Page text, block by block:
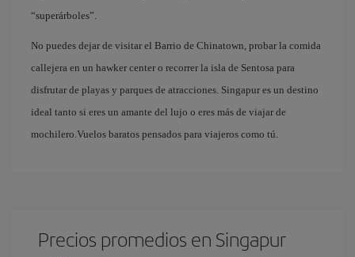
“superárboles”.
No puedes dejar de visitar el Barrio de Chinatown, probar la comida
callejera en un hawker center o recorrer la isla de Sentosa para
disfrutar de playas y parques de atracciones. Singapur es un destino
ideal tanto si eres un amante del lujo o eres más de viajar de
mochilero.Vuelos baratos pensados para viajeros como tú.
Precios promedios en Singapur